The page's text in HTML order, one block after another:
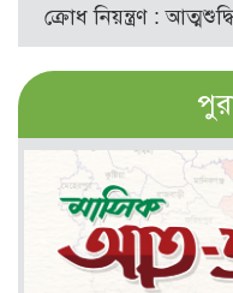
ক্রোধ নিয়ন্ত্রণ :